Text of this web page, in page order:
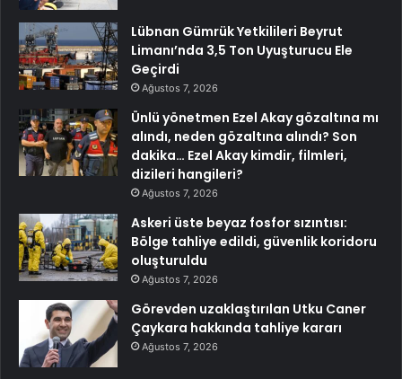
Lübnan Gümrük Yetkilileri Beyrut
Limanı’nda 3,5 Ton Uyuşturucu Ele
Geçirdi
Ağustos 7, 2026
Ünlü yönetmen Ezel Akay gözaltına mı
alındı, neden gözaltına alındı? Son
dakika… Ezel Akay kimdir, filmleri,
dizileri hangileri?
Ağustos 7, 2026
Askeri üste beyaz fosfor sızıntısı:
Bölge tahliye edildi, güvenlik koridoru
oluşturuldu
Ağustos 7, 2026
Görevden uzaklaştırılan Utku Caner
Çaykara hakkında tahliye kararı
Ağustos 7, 2026